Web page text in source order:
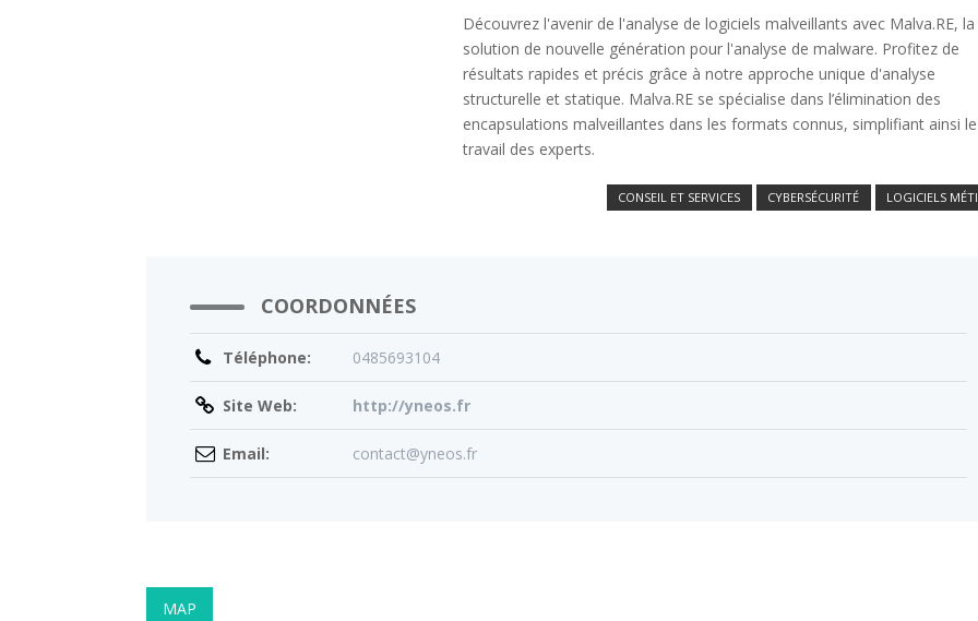
Découvrez l'avenir de l'analyse de logiciels malveillants avec Malva.RE, la
solution de nouvelle génération pour l'analyse de malware. Profitez de
résultats rapides et précis grâce à notre approche unique d'analyse
structurelle et statique. Malva.RE se spécialise dans l’élimination des
encapsulations malveillantes dans les formats connus, simplifiant ainsi le
travail des experts.
CONSEIL ET SERVICES CYBERSÉCURITÉ LOGICIELS
COORDONNÉES
Téléphone: 0485693104
Site Web: http://yneos.fr
Email: contact@yneos.fr
MAP